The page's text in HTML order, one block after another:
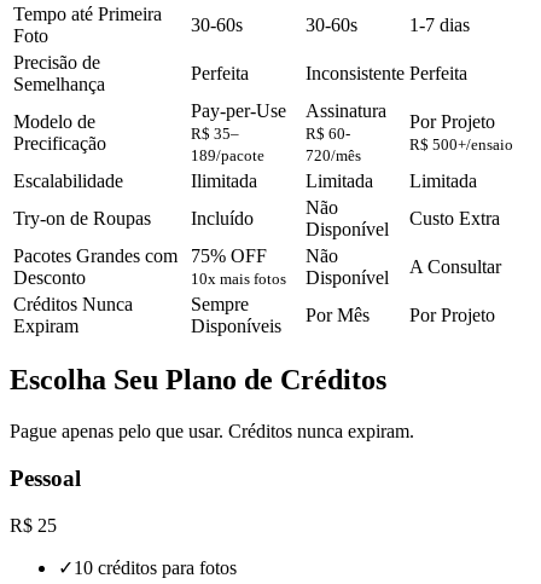
Tempo até Primeira
Foto
30-60s 30-60s
1-7 dias
Precisão de
Semelhança
Perfeita Inconsistente Perfeita
Modelo de
Precificação
Pay-per-Use
R$ 35–
189/pacote
Assinatura
R$ 60-
720/mês
Por Projeto
R$ 500+/ensaio
Escalabilidade Ilimitada Limitada
Limitada
Try-on de Roupas
Incluído
Não
Disponível
Custo Extra
Pacotes Grandes com
Desconto
75% OFF
10x mais fotos
Não
Disponível
A Consultar
Créditos Nunca
Expiram
Sempre
Disponíveis
Por Mês Por Projeto
Escolha Seu Plano de Créditos
Pague apenas pelo que usar. Créditos nunca expiram.
Pessoal
R$ 25
✓10 créditos para fotos